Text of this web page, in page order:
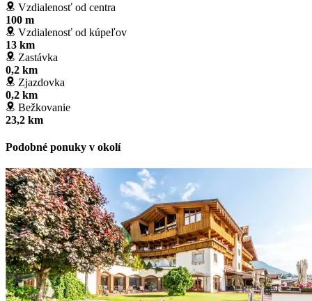
Vzdialenosť od centra
100 m
Vzdialenosť od kúpeľov
13 km
Zastávka
0,2 km
Zjazdovka
0,2 km
Bežkovanie
23,2 km
Podobné ponuky v okolí